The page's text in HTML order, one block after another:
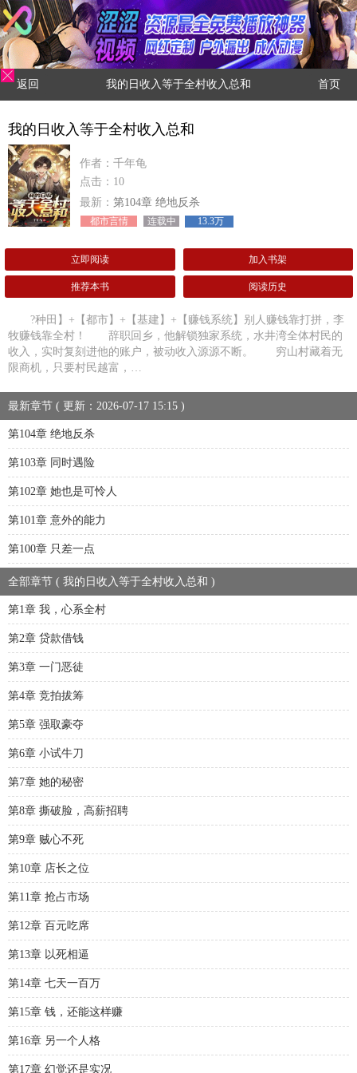
返回 我的日收入等于全村收入总和 首页
我的日收入等于全村收入总和
作者：千年龟
点击：10
最新： 第104章 绝地反杀
都市言情 连载中 13.3万
立即阅读 加入书架
推荐本书 阅读历史
?种田】+【都市】+【基建】+【赚钱系统】别人赚钱靠打拼，李
牧赚钱靠全村！ 辞职回乡，他解锁独家系统，水井湾全体村民的
收入，实时复刻进他的账户，被动收入源源不断。 穷山村藏着无
限商机，只要村民越富，…
最新章节 ( 更新：2026-07-17 15:15 )
第104章 绝地反杀
第103章 同时遇险
第102章 她也是可怜人
第101章 意外的能力
第100章 只差一点
全部章节 ( 我的日收入等于全村收入总和 )
第1章 我，心系全村
第2章 贷款借钱
第3章 一门恶徒
第4章 竞拍拔筹
第5章 强取豪夺
第6章 小试牛刀
第7章 她的秘密
第8章 撕破脸，高薪招聘
第9章 贼心不死
第10章 店长之位
第11章 抢占市场
第12章 百元吃席
第13章 以死相逼
第14章 七天一百万
第15章 钱，还能这样赚
第16章 另一个人格
第17章 幻觉还是实况